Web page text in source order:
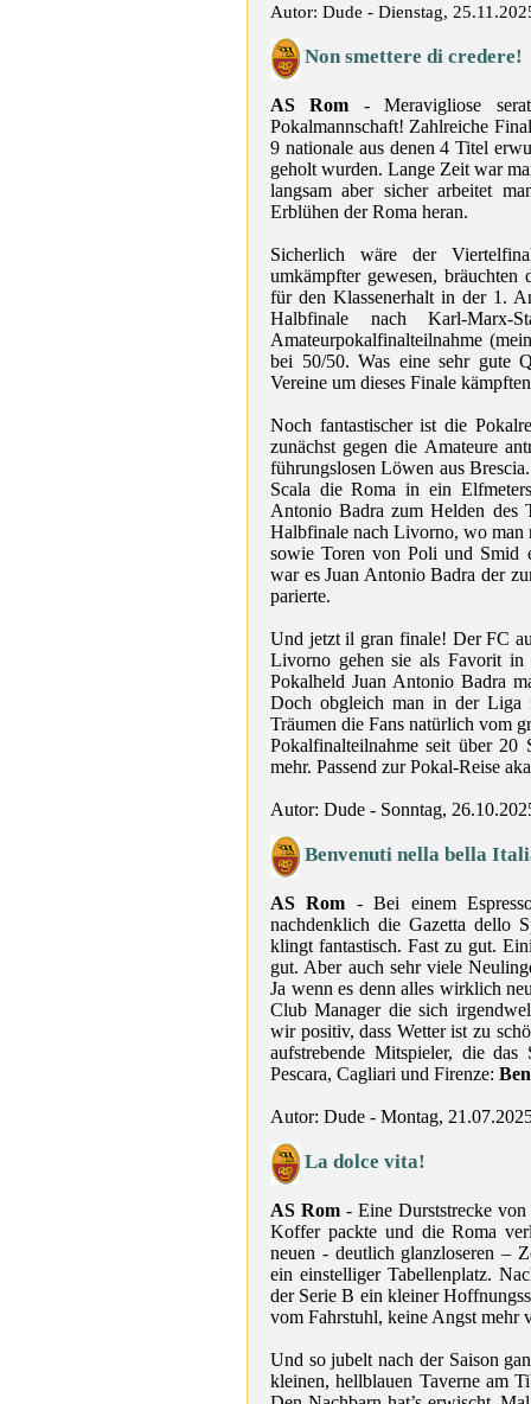
Autor: Dude - Dienstag,
Non smettere di credere!
AS Rom - Meravigliose
Pokalmannschaft! Zahlreiche
9 nationale aus denen 4 Titel
geholt wurden. Lange Zeit war
langsam aber sicher arbeitet
Erblühen der Roma heran.
Sicherlich wäre der
umkämpfter gewesen,
für den Klassenerhalt in der 1.
Halbfinale nach Karl-
Amateurpokalfinalteilnahme
bei 50/50. Was eine sehr gute
Vereine um dieses Finale
Noch fantastischer ist die
zunächst gegen die Amateure
führungslosen Löwen aus
Scala die Roma in ein
Antonio Badra zum Helden des
Halbfinale nach Livorno, wo man
sowie Toren von Poli und Smid
war es Juan Antonio Badra der
parierte.
Und jetzt il gran finale! Der FC
Livorno gehen sie als Favorit
Pokalheld Juan Antonio Badra
Doch obgleich man in der Liga
Träumen die Fans natürlich vom
Pokalfinalteilnahme seit über 20
mehr. Passend zur Pokal-Reise
Autor: Dude - Sonntag,
Benvenuti nella bella
AS Rom - Bei einem
nachdenklich die Gazetta dello
klingt fantastisch. Fast zu gut.
gut. Aber auch sehr viele
Ja wenn es denn alles wirklich
Club Manager die sich
wir positiv, dass Wetter ist zu
aufstrebende Mitspieler, die
Pescara, Cagliari und Firenze:
Autor: Dude - Montag,
La dolce vita!
AS Rom- Eine Durststrecke von
Koffer packte und die Roma
neuen - deutlich glanzloseren –
ein einstelliger Tabellenplatz.
der Serie B ein kleiner
vom Fahrstuhl, keine Angst mehr
Und so jubelt nach der Saison
kleinen, hellblauen Taverne am